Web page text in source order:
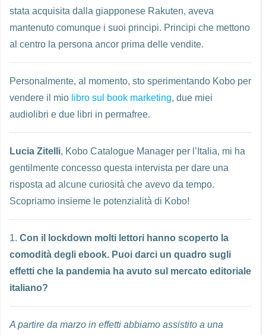
stata acquisita dalla giapponese Rakuten, aveva
mantenuto comunque i suoi principi. Principi che mettono
al centro la persona ancor prima delle vendite.
Personalmente, al momento, sto sperimentando Kobo per
vendere il mio libro sul book marketing, due miei
audiolibri e due libri in permafree.
Lucia Zitelli, Kobo Catalogue Manager per l’Italia, mi ha
gentilmente concesso questa intervista per dare una
risposta ad alcune curiosità che avevo da tempo.
Scopriamo insieme le potenzialità di Kobo!
1. Con il lockdown molti lettori hanno scoperto la
comodità degli ebook. Puoi darci un quadro sugli
effetti che la pandemia ha avuto sul mercato editoriale
italiano?
A partire da marzo in effetti abbiamo assistito a una